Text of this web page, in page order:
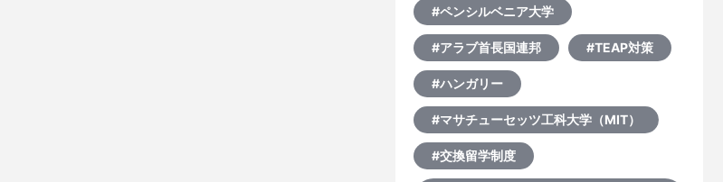
#ペンシルベニア大学
#アラブ首長国連邦 #TEAP対策
#ハンガリー
#マサチューセッツ工科大学（MIT）
#交換留学制度